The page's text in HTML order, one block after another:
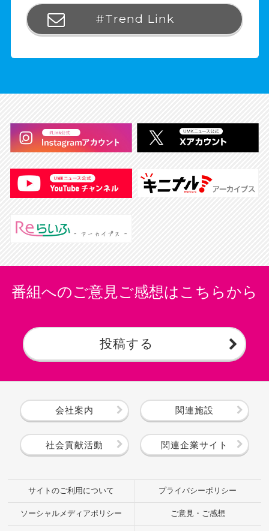
#Trend Link
番組へのご意見ご感想はこちらから
投稿する
会社案内 関連施設
社会貢献活動 関連企業サイト
サイトのご利用について プライバシーポリシー
ソーシャルメディアポリシー ご意見・ご感想